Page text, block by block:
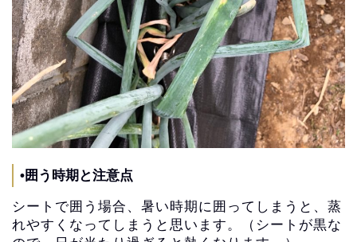
•囲う時期と注意点
シートで囲う場合、暑い時期に囲ってしまうと、 蒸
れやすくなってしまうと思います。（シートが黒な